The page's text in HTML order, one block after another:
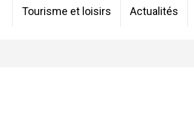
Tourisme et loisirs Actualités